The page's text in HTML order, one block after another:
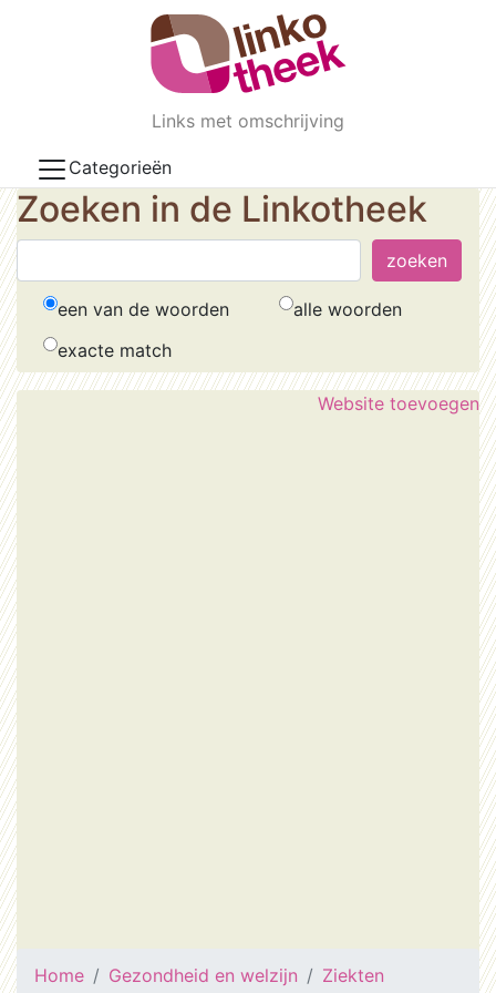
Skip to main content
Links met omschrijving
Categorieën
Zoeken in de Linkotheek
een van de woorden
alle woorden
exacte match
Website toevoegen
Home Gezondheid en welzijn
Ziekten